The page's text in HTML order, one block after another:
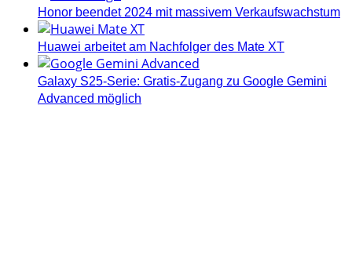
Honor beendet 2024 mit massivem Verkaufswachstum
Huawei arbeitet am Nachfolger des Mate XT
Galaxy S25-Serie: Gratis-Zugang zu Google Gemini
Advanced möglich